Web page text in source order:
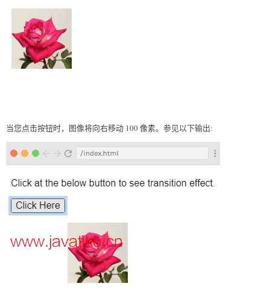
当您点击按钮时，图像将向右移动 100 像素。参见以下输出: